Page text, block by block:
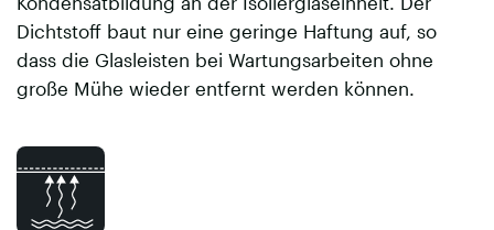
Dichtstoff baut nur eine geringe Haftung auf, so
dass die Glasleisten bei Wartungsarbeiten ohne
große Mühe wieder entfernt werden können.